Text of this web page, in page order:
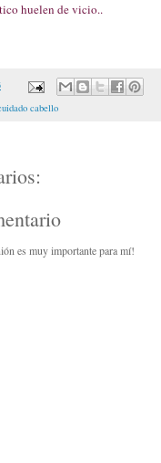
huelen de vicio..
cabello
es muy importante para mí!